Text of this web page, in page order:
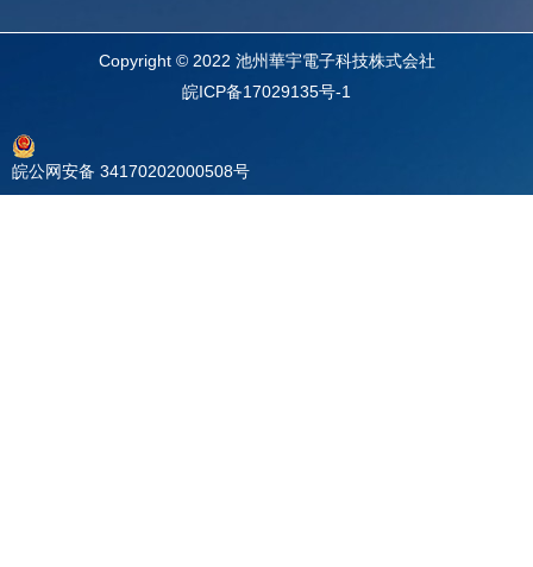
Copyright © 2022 池州華宇電子科技株式会社
皖ICP备17029135号-1
皖公网安备 34170202000508号